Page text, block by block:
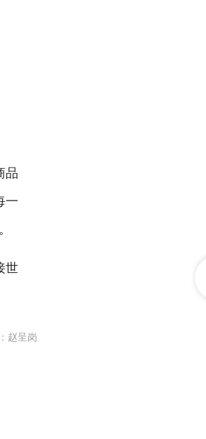
品
一
世
赵呈岗